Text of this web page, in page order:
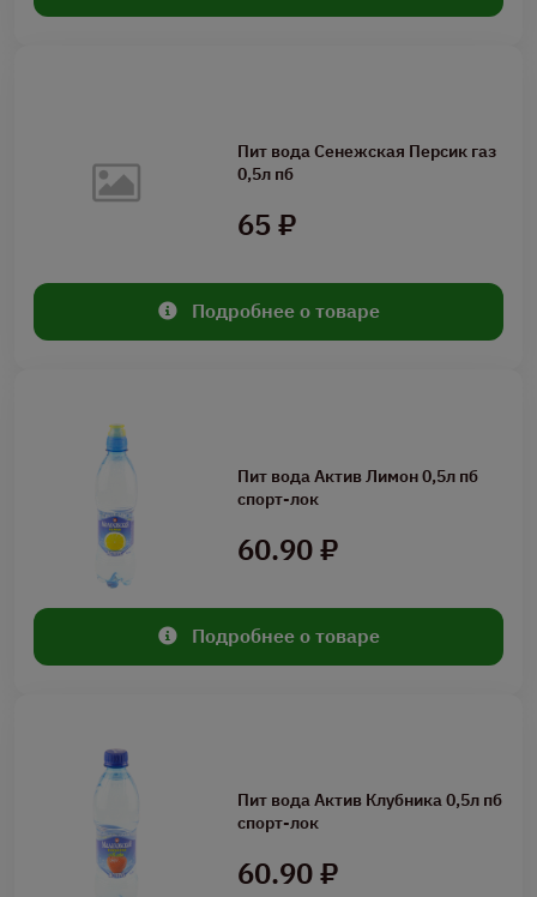
Пит вода Сенежская Персик газ
0,5л пб
65 ₽
Подробнее о товаре
Пит вода Актив Лимон 0,5л пб
спорт-лок
60.90 ₽
Подробнее о товаре
Пит вода Актив Клубника 0,5л пб
спорт-лок
60.90 ₽